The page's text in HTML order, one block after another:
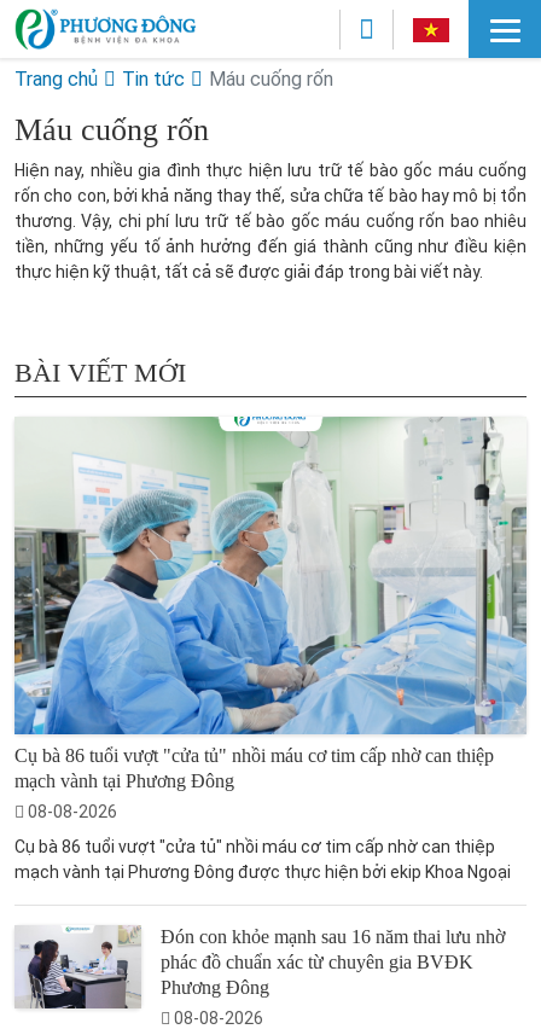
Trang chủ Tin tức Máu cuống rốn
Máu cuống rốn
Hiện nay, nhiều gia đình thực hiện lưu trữ tế bào gốc máu cuống
rốn cho con, bởi khả năng thay thế, sửa chữa tế bào hay mô bị tổn
thương. Vậy, chi phí lưu trữ tế bào gốc máu cuống rốn bao nhiêu
tiền, những yếu tố ảnh hưởng đến giá thành cũng như điều kiện
thực hiện kỹ thuật, tất cả sẽ được giải đáp trong bài viết này.
BÀI VIẾT MỚI
Cụ bà 86 tuổi vượt "cửa tủ" nhồi máu cơ tim cấp nhờ can thiệp
mạch vành tại Phương Đông
08-08-2026
Cụ bà 86 tuổi vượt "cửa tủ" nhồi máu cơ tim cấp nhờ can thiệp
mạch vành tại Phương Đông được thực hiện bởi ekip Khoa Ngoại
Đón con khỏe mạnh sau 16 năm thai lưu nhờ
phác đồ chuẩn xác từ chuyên gia BVĐK
Phương Đông
08-08-2026